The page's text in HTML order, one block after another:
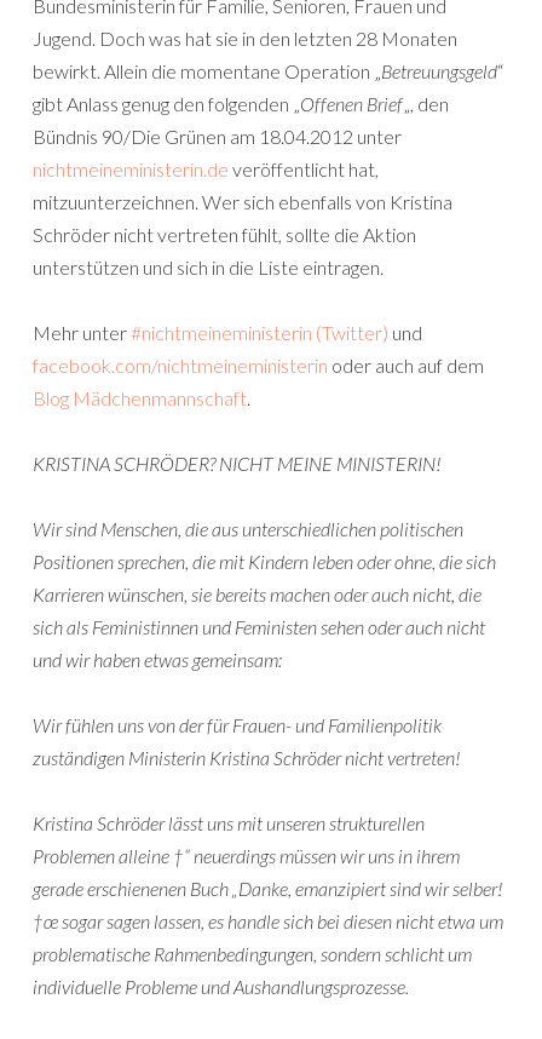
Bundesministerin für Familie, Senioren, Frauen und
Jugend. Doch was hat sie in den letzten 28 Monaten
bewirkt. Allein die momentane Operation „Betreuungsgeld“
gibt Anlass genug den folgenden „Offenen Brief„, den
Bündnis 90/Die Grünen am 18.04.2012 unter
nichtmeineministerin.de veröffentlicht hat,
mitzuunterzeichnen. Wer sich ebenfalls von Kristina
Schröder nicht vertreten fühlt, sollte die Aktion
unterstützen und sich in die Liste eintragen.
Mehr unter#nichtmeineministerin (Twitter) und
facebook.com/nichtmeineministerin oder auch auf dem
Blog Mädchenmannschaft.
KRISTINA SCHRÖDER? NICHT MEINE MINISTERIN!
Wir sind Menschen, die aus unterschiedlichen politischen
Positionen sprechen, die mit Kindern leben oder ohne, die sich
Karrieren wünschen, sie bereits machen oder auch nicht, die
sich als Feministinnen und Feministen sehen oder auch nicht
und wir haben etwas gemeinsam:
Wir fühlen uns von der für Frauen- und Familienpolitik
zuständigen Ministerin Kristina Schröder nicht vertreten!
Kristina Schröder lässt uns mit unseren strukturellen
Problemen alleine †“ neuerdings müssen wir uns in ihrem
gerade erschienenen Buch „Danke, emanzipiert sind wir selber!
†œ sogar sagen lassen, es handle sich bei diesen nicht etwa um
problematische Rahmenbedingungen, sondern schlicht um
individuelle Probleme und Aushandlungsprozesse.